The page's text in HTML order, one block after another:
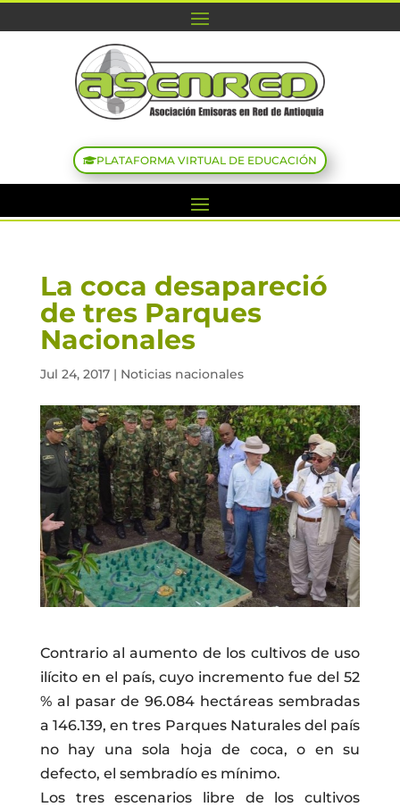
PLATAFORMA VIRTUAL DE EDUCACIÓN
La coca desapareció
de tres Parques
Nacionales
Jul 24, 2017| Noticias nacionales
Contrario al aumento de los cultivos de uso
ilícito en el país, cuyo incremento fue del 52
% al pasar de 96.084 hectáreas sembradas
a 146.139, en tres Parques Naturales del país
no hay una sola hoja de coca, o en su
defecto, el sembradío es mínimo.
Los tres escenarios libre de los cultivos